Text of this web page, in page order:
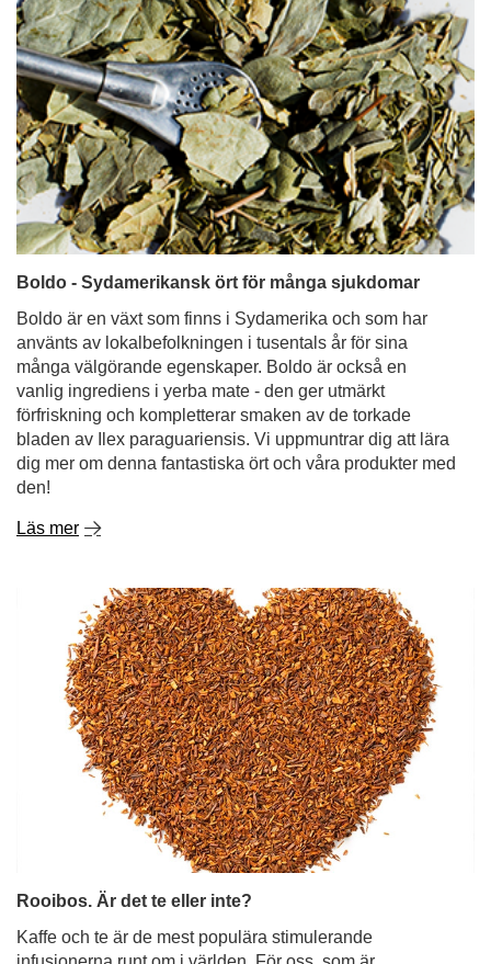
Boldo - Sydamerikansk ört för många sjukdomar
Boldo är en växt som finns i Sydamerika och som har
använts av lokalbefolkningen i tusentals år för sina
många välgörande egenskaper. Boldo är också en
vanlig ingrediens i yerba mate - den ger utmärkt
förfriskning och kompletterar smaken av de torkade
bladen av Ilex paraguariensis. Vi uppmuntrar dig att lära
dig mer om denna fantastiska ört och våra produkter med
den!
Läs mer
Rooibos. Är det te eller inte?
Kaffe och te är de mest populära stimulerande